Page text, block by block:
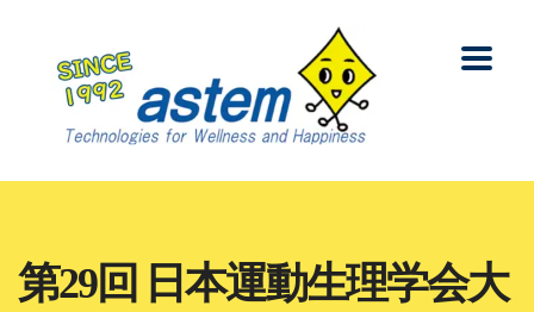
第29回 日本運動生理学会大